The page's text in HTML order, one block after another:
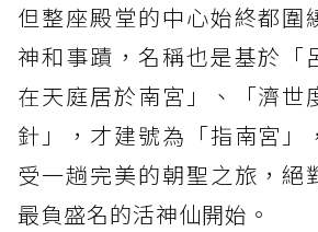
但整座殿堂的中心始終都圍
神和事蹟，名稱也是基於「
在天庭居於南宮」、「濟世
針」，才建號為「指南宮」
受一趟完美的朝聖之旅，絕
最負盛名的活神仙開始。